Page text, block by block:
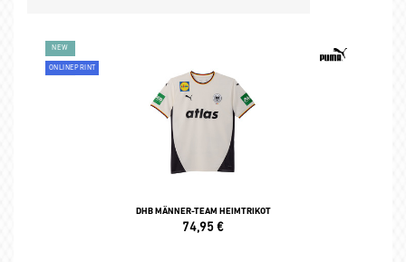
NEW
ONLINEPRINT
DHB MÄNNER-TEAM HEIMTRIKOT
74,95€